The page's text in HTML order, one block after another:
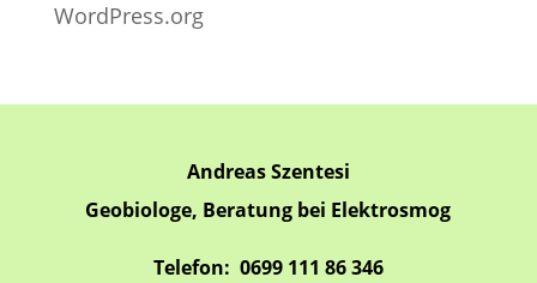
WordPress.org
Andreas Szentesi
Geobiologe, Beratung bei Elektrosmog
Telefon: 0699 111 86 346